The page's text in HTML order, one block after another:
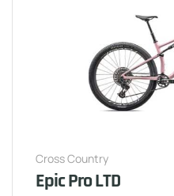
Cross Country
Epic Pro LTD